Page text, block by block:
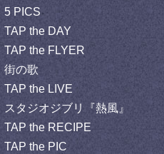
5 PICS
TAP the DAY
TAP the FLYER
街の歌
TAP the LIVE
スタジオジブリ『熱風』
TAP the RECIPE
TAP the PIC